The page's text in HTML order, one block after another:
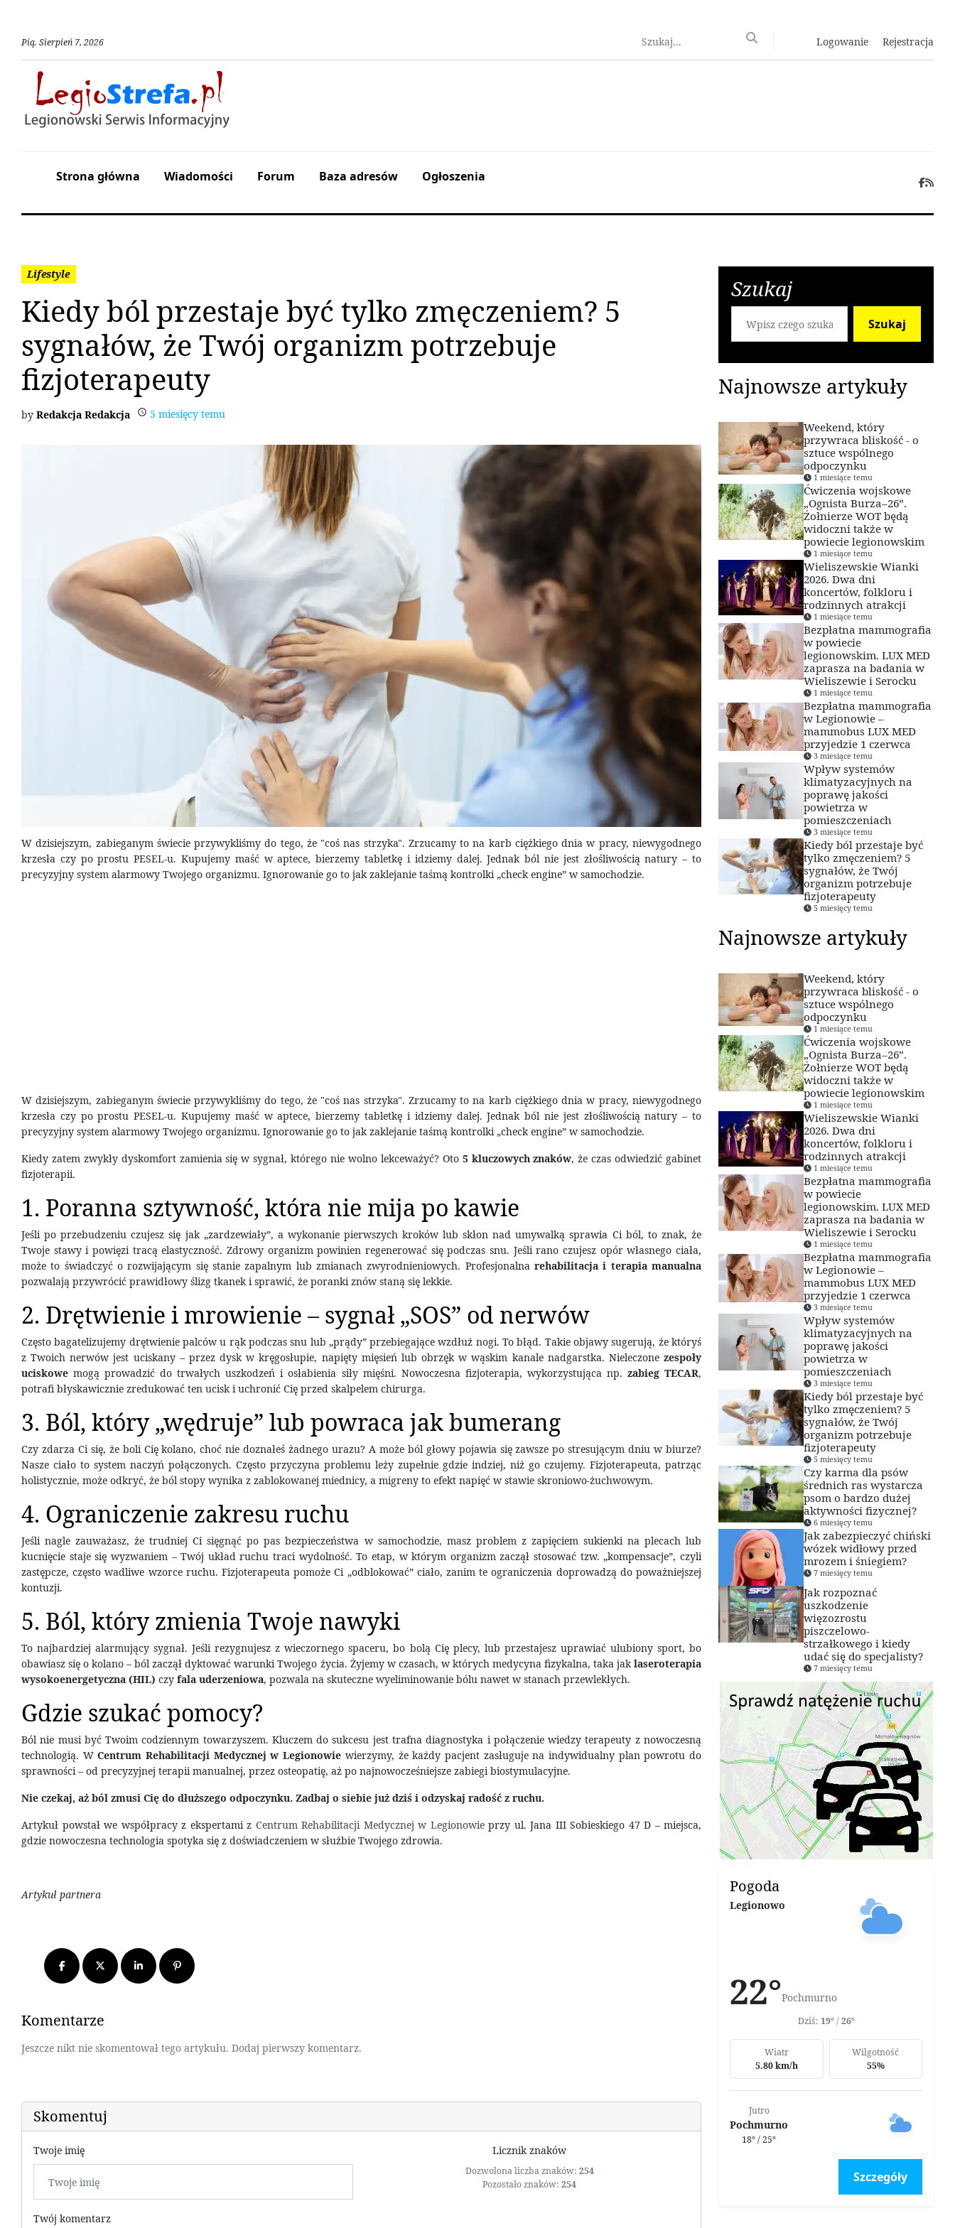
Pią. Sierpień 7, 2026 Logowanie Rejestracja
Strona główna Wiadomości Forum Baza adresów Ogłoszenia
Lifestyle
Kiedy ból przestaje być tylko zmęczeniem? 5
sygnałów, że Twój organizm potrzebuje
fizjoterapeuty
Redakcja Redakcja 5 miesięcy temu
W dzisiejszym, zabieganym świecie przywykliśmy do tego, że "coś nas strzyka". Zrzucamy to na karb ciężkiego dnia w pracy, niewygodnego
krzesła czy po prostu PESEL-u. Kupujemy maść w aptece, bierzemy tabletkę i idziemy dalej. Jednak ból nie jest złośliwością natury – to
precyzyjny system alarmowy Twojego organizmu. Ignorowanie go to jak zaklejanie taśmą kontrolki „check engine” w samochodzie.
W dzisiejszym, zabieganym świecie przywykliśmy do tego, że "coś nas strzyka". Zrzucamy to na karb ciężkiego dnia w pracy, niewygodnego
krzesła czy po prostu PESEL-u. Kupujemy maść w aptece, bierzemy tabletkę i idziemy dalej. Jednak ból nie jest złośliwością natury – to
precyzyjny system alarmowy Twojego organizmu. Ignorowanie go to jak zaklejanie taśmą kontrolki „check engine” w samochodzie.
Kiedy zatem zwykły dyskomfort zamienia się w sygnał, którego nie wolno lekceważyć? Oto 5 kluczowych znaków, że czas odwiedzić gabinet
fizjoterapii.
1. Poranna sztywność, która nie mija po kawie
Jeśli po przebudzeniu czujesz się jak „zardzewiały”, a wykonanie pierwszych kroków lub skłon nad umywalką sprawia Ci ból, to znak, że
Twoje stawy i powięzi tracą elastyczność. Zdrowy organizm powinien regenerować się podczas snu. Jeśli rano czujesz opór własnego ciała,
może to świadczyć o rozwijającym się stanie zapalnym lub zmianach zwyrodnieniowych. Profesjonalna rehabilitacja i terapia manualna
pozwalają przywrócić prawidłowy ślizg tkanek i sprawić, że poranki znów staną się lekkie.
2. Drętwienie i mrowienie – sygnał „SOS” od nerwów
Często bagatelizujemy drętwienie palców u rąk podczas snu lub „prądy” przebiegające wzdłuż nogi. To błąd. Takie objawy sugerują, że któryś
z Twoich nerwów jest uciskany – przez dysk w kręgosłupie, napięty mięsień lub obrzęk w wąskim kanale nadgarstka. Nieleczone zespoły
uciskowe mogą prowadzić do trwałych uszkodzeń i osłabienia siły mięśni. Nowoczesna fizjoterapia, wykorzystująca np. zabieg TECAR,
potrafi błyskawicznie zredukować ten ucisk i uchronić Cię przed skalpelem chirurga.
3. Ból, który „wędruje” lub powraca jak bumerang
Czy zdarza Ci się, że boli Cię kolano, choć nie doznałeś żadnego urazu? A może ból głowy pojawia się zawsze po stresującym dniu w biurze?
Nasze ciało to system naczyń połączonych. Często przyczyna problemu leży zupełnie gdzie indziej, niż go czujemy. Fizjoterapeuta, patrząc
holistycznie, może odkryć, że ból stopy wynika z zablokowanej miednicy, a migreny to efekt napięć w stawie skroniowo-żuchwowym.
4. Ograniczenie zakresu ruchu
Jeśli nagle zauważasz, że trudniej Ci sięgnąć po pas bezpieczeństwa w samochodzie, masz problem z zapięciem sukienki na plecach lub
kucnięcie staje się wyzwaniem – Twój układ ruchu traci wydolność. To etap, w którym organizm zaczął stosować tzw. „kompensacje”, czyli
zastępcze, często wadliwe wzorce ruchu. Fizjoterapeuta pomoże Ci „odblokować” ciało, zanim te ograniczenia doprowadzą do poważniejszej
kontuzji.
5. Ból, który zmienia Twoje nawyki
To najbardziej alarmujący sygnał. Jeśli rezygnujesz z wieczornego spaceru, bo bolą Cię plecy, lub przestajesz uprawiać ulubiony sport, bo
obawiasz się o kolano – ból zaczął dyktować warunki Twojego życia. Żyjemy w czasach, w których medycyna fizykalna, taka jaklaseroterapia
wysokoenergetyczna (HIL) czy fala uderzeniowa, pozwala na skuteczne wyeliminowanie bólu nawet w stanach przewlekłych.
Gdzie szukać pomocy?
Ból nie musi być Twoim codziennym towarzyszem. Kluczem do sukcesu jest trafna diagnostyka i połączenie wiedzy terapeuty z nowoczesną
technologią. WCentrum Rehabilitacji Medycznej w Legionowie wierzymy, że każdy pacjent zasługuje na indywidualny plan powrotu do
sprawności – od precyzyjnej terapii manualnej, przez osteopatię, aż po najnowocześniejsze zabiegi biostymulacyjne.
Nie czekaj, aż ból zmusi Cię do dłuższego odpoczynku. Zadbaj o siebie już dziś i odzyskaj radość z ruchu.
Artykuł powstał we współpracy z ekspertami z Centrum Rehabilitacji Medycznej w Legionowieprzy ul. Jana III Sobieskiego 47 D – miejsca,
gdzie nowoczesna technologia spotyka się z doświadczeniem w służbie Twojego zdrowia.
Artykuł partnera
Komentarze
Jeszcze nikt nie skomentował tego artykułu. Dodaj pierwszy komentarz.
Skomentuj
Twoje imię Licznik znaków
Dozwolona liczba znaków: 254
Pozostało znaków:254
Twój komentarz
Szukaj
Szukaj
Najnowsze artykuły
Weekend, który
przywraca bliskość - o
sztuce wspólnego
odpoczynku
1 miesiące temu
Ćwiczenia wojskowe
„Ognista Burza–26”.
Żołnierze WOT będą
widoczni także w
powiecie legionowskim
1 miesiące temu
Wieliszewskie Wianki
2026. Dwa dni
koncertów, folkloru i
rodzinnych atrakcji
1 miesiące temu
Bezpłatna mammografia
w powiecie
legionowskim. LUX MED
zaprasza na badania w
Wieliszewie i Serocku
1 miesiące temu
Bezpłatna mammografia
w Legionowie –
mammobus LUX MED
przyjedzie 1 czerwca
3 miesiące temu
Wpływ systemów
klimatyzacyjnych na
poprawę jakości
powietrza w
pomieszczeniach
3 miesiące temu
Kiedy ból przestaje być
tylko zmęczeniem? 5
sygnałów, że Twój
organizm potrzebuje
fizjoterapeuty
5 miesięcy temu
Najnowsze artykuły
Weekend, który
przywraca bliskość - o
sztuce wspólnego
odpoczynku
1 miesiące temu
Ćwiczenia wojskowe
„Ognista Burza–26”.
Żołnierze WOT będą
widoczni także w
powiecie legionowskim
1 miesiące temu
Wieliszewskie Wianki
2026. Dwa dni
koncertów, folkloru i
rodzinnych atrakcji
1 miesiące temu
Bezpłatna mammografia
w powiecie
legionowskim. LUX MED
zaprasza na badania w
Wieliszewie i Serocku
1 miesiące temu
Bezpłatna mammografia
w Legionowie –
mammobus LUX MED
przyjedzie 1 czerwca
3 miesiące temu
Wpływ systemów
klimatyzacyjnych na
poprawę jakości
powietrza w
pomieszczeniach
3 miesiące temu
Kiedy ból przestaje być
tylko zmęczeniem? 5
sygnałów, że Twój
organizm potrzebuje
fizjoterapeuty
5 miesięcy temu
Czy karma dla psów
średnich ras wystarcza
psom o bardzo dużej
aktywności fizycznej?
6 miesięcy temu
Jak zabezpieczyć chiński
wózek widłowy przed
mrozem i śniegiem?
7 miesięcy temu
Jak rozpoznać
uszkodzenie
więzozrostu
piszczelowo-
strzałkowego i kiedy
udać się do specjalisty?
7 miesięcy temu
Pogoda
Legionowo
22°Pochmurno
Dziś: 19°/26°
Wiatr
5.80 km/h
Wilgotność
55%
Jutro
Pochmurno
18° / 25°
Szczegóły